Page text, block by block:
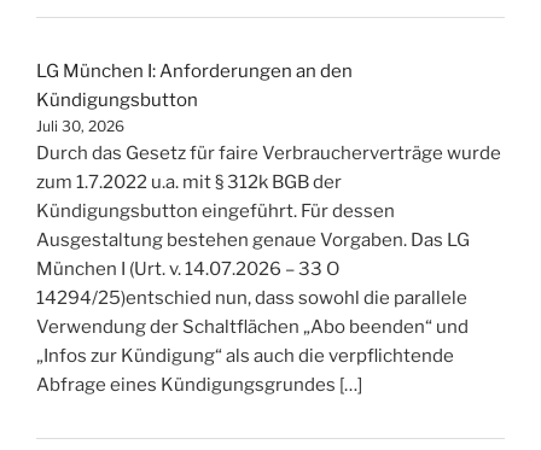
LG München I: Anforderungen an den
Kündigungsbutton
Juli 30, 2026
Durch das Gesetz für faire Verbraucherverträge wurde
zum 1.7.2022 u.a. mit § 312k BGB der
Kündigungsbutton eingeführt. Für dessen
Ausgestaltung bestehen genaue Vorgaben. Das LG
München I (Urt. v. 14.07.2026 – 33 O
14294/25)entschied nun, dass sowohl die parallele
Verwendung der Schaltflächen „Abo beenden“ und
„Infos zur Kündigung“ als auch die verpflichtende
Abfrage eines Kündigungsgrundes […]